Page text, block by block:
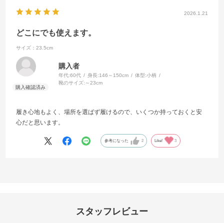
2026.1.21
どこにでも使えます。
サイズ：23.5cm
購入者
年代:60代 身長:146～150cm 体型:小柄
靴のサイズ: ～23cm
履き心地もよく、場所を選ばず履けるので、いくつか持っておくと安
心だと思います。
参考になった 2 Like! 3
スタッフレビュー